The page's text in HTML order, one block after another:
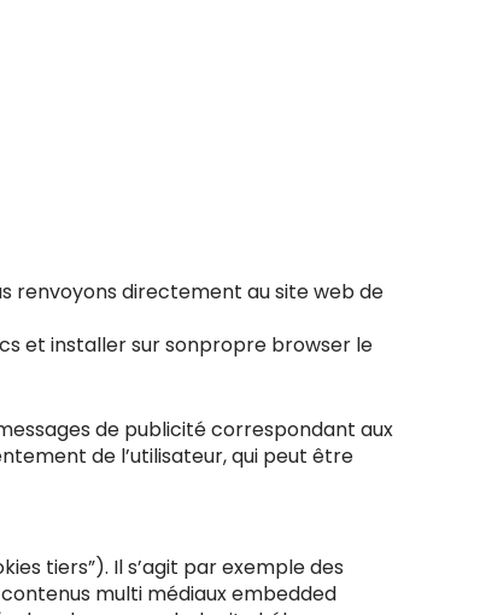
renvoyons directement au site web de
et installer sur sonpropre browser le
de publicité correspondant aux
de l’utilisateur, qui peut être
tiers”). Il s’agit par exemple des
multi médiaux embedded